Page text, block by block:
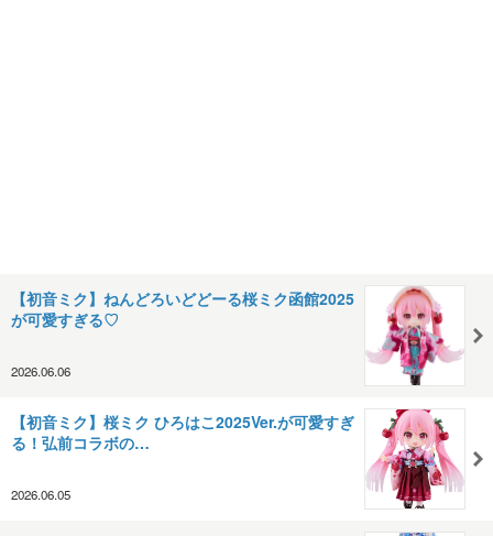
【初音ミク】ねんどろいどどーる桜ミク函館2025
が可愛すぎる♡
2026.06.06
【初音ミク】桜ミク ひろはこ2025Ver.が可愛すぎ
る！弘前コラボの…
2026.06.05